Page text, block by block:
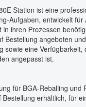
Station ist eine
Aufgaben, entwickelt für
in ihren Prozessen
Bestellung angeboten
sowie eine Verfügbarkeit,
angepasst ist.
für BGA-Reballing und
Bestellung erhältlich, für